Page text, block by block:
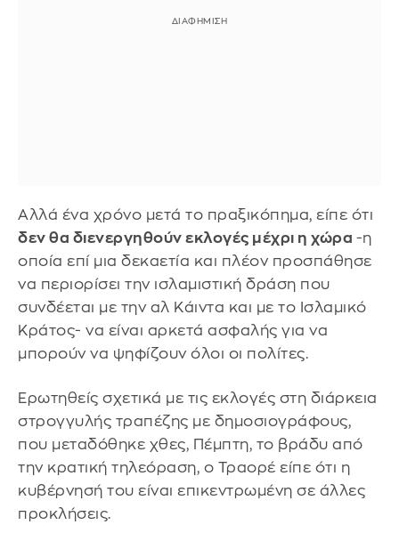
Αλλά ένα χρόνο μετά το πραξικόπημα, είπε ότι
δεν θα διενεργηθούν εκλογές μέχρι η χώρα -η
οποία επί μια δεκαετία και πλέον προσπάθησε
να περιορίσει την ισλαμιστική δράση που
συνδέεται με την αλ Κάιντα και με το Ισλαμικό
Κράτος- να είναι αρκετά ασφαλής για να
μπορούν να ψηφίζουν όλοι οι πολίτες.
Ερωτηθείς σχετικά με τις εκλογές στη διάρκεια
στρογγυλής τραπέζης με δημοσιογράφους,
που μεταδόθηκε χθες, Πέμπτη, το βράδυ από
την κρατική τηλεόραση, ο Τραορέ είπε ότι η
κυβέρνησή του είναι επικεντρωμένη σε άλλες
προκλήσεις.